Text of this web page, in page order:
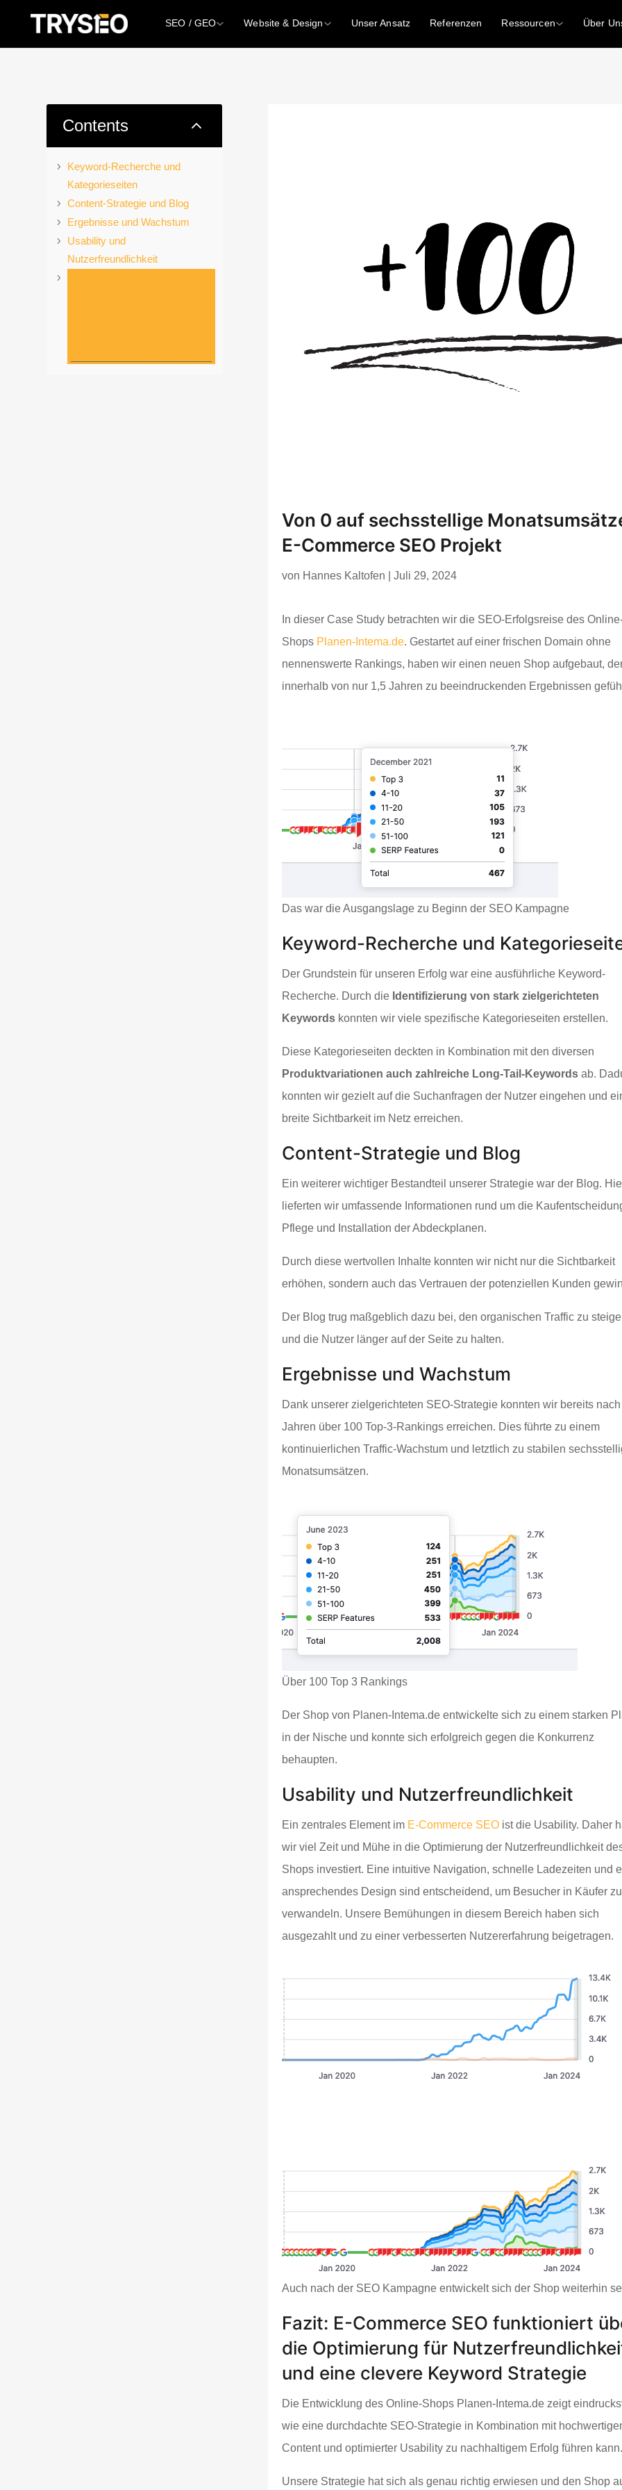
SEO / GEO Website & Design Unser Ansatz Referenzen Ressourcen Über
Contents 2
Keyword-Recherche und
Kategorieseiten
Content-Strategie und Blog
Ergebnisse und Wachstum
Usability und
Nutzerfreundlichkeit
Von 0 auf sechsstellige
E-Commerce SEO Projekt
von Hannes Kaltofen |Juli 29, 2024
In dieser Case Study betrachten wir die SEO-Erfolgsreise des
Shops P lanen-Intema.de. Gestartet auf einer frischen Domain ohne
nennenswerte Rankings, haben wir einen neuen Shop aufgebaut,
innerhalb von nur 1,5 Jahren zu beeindruckenden Ergebnissen
Das war die Ausgangslage zu Beginn der SEO Kampagne
Keyword-Recherche und
Der Grundstein für unseren Erfolg war eine ausführliche Keyword-
Recherche. Durch die Identifizierung von stark zielgerichteten
Keywords konnten wir viele spezifische Kategorieseiten erstellen.
Diese Kategorieseiten deckten in Kombination mit den diversen
Produktvariationen auch zahlreiche Long-Tail-Keywordsab.
konnten wir gezielt auf die Suchanfragen der Nutzer eingehen und
breite Sichtbarkeit im Netz erreichen.
Content-Strategie und Blog
Ein weiterer wichtiger Bestandteil unserer Strategie war der Blog.
lieferten wir umfassende Informationen rund um die
Pflege und Installation der Abdeckplanen.
Durch diese wertvollen Inhalte konnten wir nicht nur die Sichtbarkeit
erhöhen, sondern auch das Vertrauen der potenziellen Kunden
Der Blog trug maßgeblich dazu bei, den organischen Traffic zu
und die Nutzer länger auf der Seite zu halten.
Ergebnisse und Wachstum
Dank unserer zielgerichteten SEO-Strategie konnten wir bereits
Jahren über 100 Top-3-Rankings erreichen. Dies führte zu einem
kontinuierlichen Traffic-Wachstum und letztlich zu stabilen
Monatsumsätzen.
Über 100 Top 3 Rankings
Der Shop von Planen-Intema.de entwickelte sich zu einem starken
in der Nische und konnte sich erfolgreich gegen die Konkurrenz
behaupten.
Usability und Nutzerfreundlichkeit
Ein zentrales Element im E-Commerce SEO ist die Usability. Daher
wir viel Zeit und Mühe in die Optimierung der Nutzerfreundlichkeit
Shops investiert. Eine intuitive Navigation, schnelle Ladezeiten und
ansprechendes Design sind entscheidend, um Besucher in Käufer zu
verwandeln. Unsere Bemühungen in diesem Bereich haben sich
ausgezahlt und zu einer verbesserten Nutzererfahrung beigetragen.
Auch nach der SEO Kampagne entwickelt sich der Shop weiterhin
Fazit: E-Commerce SEO funktioniert
die Optimierung für
und eine clevere Keyword Strategie
Die Entwicklung des Online-Shops Planen-Intema.de zeigt
wie eine durchdachte SEO-Strategie in Kombination mit
Content und optimierter Usability zu nachhaltigem Erfolg führen
Unsere Strategie hat sich als genau richtig erwiesen und den Shop